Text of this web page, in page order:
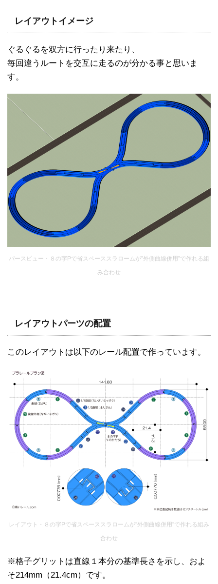
レイアウトイメージ
ぐるぐるを双方に行ったり来たり、
毎回違うルートを交互に走るのが分かる事と思いま
す。
パースビュー・８の字Pで省スペーススラロームが”外側曲線併用”で作れる組
み合わせ
レイアウトパーツの配置
このレイアウトは以下のレール配置で作っています。
レイアウト・８の字Pで省スペーススラロームが”外側曲線併用”で作れる組み
合わせ
※格子グリットは直線１本分の基準長さを示し、およ
そ214mm（21.4cm）です。